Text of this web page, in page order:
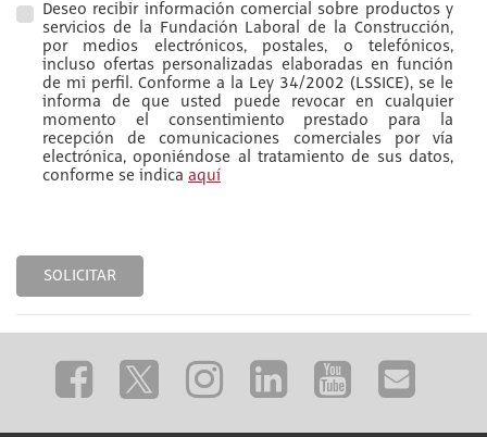
Deseo recibir información comercial sobre productos y
servicios de la Fundación Laboral de la Construcción,
por medios electrónicos, postales, o telefónicos,
incluso ofertas personalizadas elaboradas en función
de mi perfil. Conforme a la Ley 34/2002 (LSSICE), se le
informa de que usted puede revocar en cualquier
momento el consentimiento prestado para la
recepción de comunicaciones comerciales por vía
electrónica, oponiéndose al tratamiento de sus datos,
conforme se indica aquí
SOLICITAR